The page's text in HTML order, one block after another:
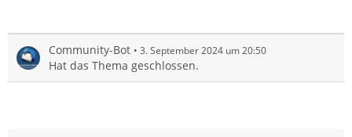
Community-Bot 3. September 2024 um 20:50
Hat das Thema geschlossen.